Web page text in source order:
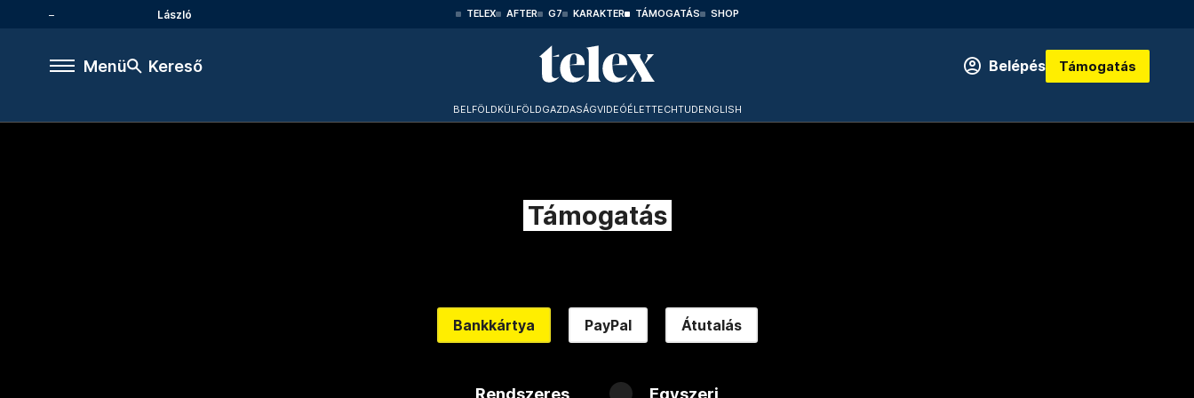
László TELEX AFTER G7 KARAKTER TÁMOGATÁS SHOP
Menü Kereső Belépés Támogatás
BELFÖLDKÜLFÖLDGAZDASÁGVIDEÓÉLETTECHTUDENGLISH
Támogatás
Bankkártya PayPal Átutalás
Rendszeres Egyszeri